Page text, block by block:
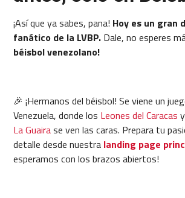
¡Así que ya sabes, pana! Hoy es un gran
fanático de la LVBP.Dale, no esperes
béisbol venezolano!
🎉 ¡Hermanos del béisbol! Se viene un
Venezuela, donde los Leones del Caracas
La Guairase ven las caras. Prepara tu
detalle desde nuestra landing page
esperamos con los brazos abiertos!